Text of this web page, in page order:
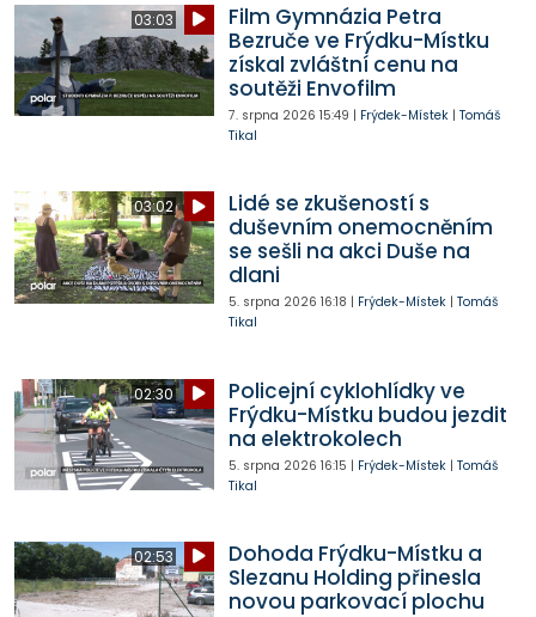
03:03
Film Gymnázia Petra
Bezruče ve Frýdku-Místku
získal zvláštní cenu na
soutěži Envofilm
7. srpna 2026 15:49 | Frýdek-Místek| Tomáš
Tikal
03:02
Lidé se zkušeností s
duševním onemocněním
se sešli na akci Duše na
dlani
5. srpna 2026 16:18 | Frýdek-Místek| Tomáš
Tikal
02:30
Policejní cyklohlídky ve
Frýdku-Místku budou jezdit
na elektrokolech
5. srpna 2026 16:15 | Frýdek-Místek| Tomáš
Tikal
02:53
Dohoda Frýdku-Místku a
Slezanu Holding přinesla
novou parkovací plochu